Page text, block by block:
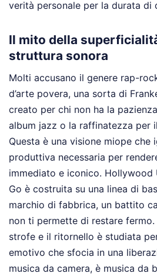
verità personale per la durata di
Il mito della
struttura sonora
Molti accusano il genere rap-
d’arte povera, una sorta di
creato per chi non ha la
album jazz o la raffinatezza per
Questa è una visione miope che
produttiva necessaria per
immediato e iconico. Hollywood
Go è costruita su una linea di
marchio di fabbrica, un battito
non ti permette di restare
strofe e il ritornello è studiata
emotivo che sfocia in una
musica da camera, è musica da